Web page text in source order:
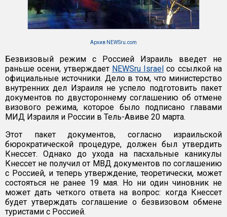
Архив NEWSru.com
Безвизовый режим с Россией Израиль введет не
раньше осени, утверждает NEWSru Israel со ссылкой на
официальные источники. Дело в том, что министерство
внутренних дел Израиля не успело подготовить пакет
документов по двустороннему соглашению об отмене
визового режима, которое было подписано главами
МИД Израиля и России в Тель-Авиве 20 марта.
Этот пакет документов, согласно израильской
бюрократической процедуре, должен был утвердить
Кнессет. Однако до ухода на пасхальные каникулы
Кнессет не получил от МВД документов по соглашению
с Россией, и теперь утверждение, теоретически, может
состояться не ранее 19 мая. Но ни один чиновник не
может дать четкого ответа на вопрос: когда Кнессет
будет утверждать соглашение о безвизовом обмене
туристами с Россией.